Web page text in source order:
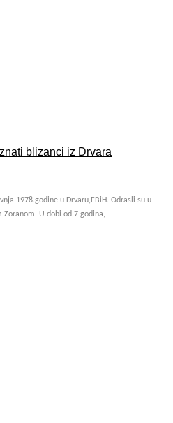
blizanci iz Drvara
1978.godine u Drvaru,FBiH. Odrasli su u
Zoranom. U dobi od 7 godina,